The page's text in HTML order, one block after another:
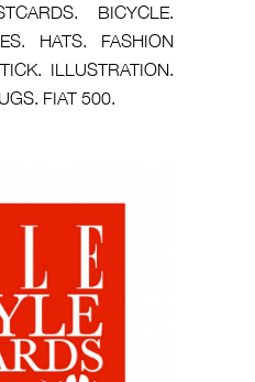
BICYCLE.
HATS. FASHION
ILLUSTRATION.
FIAT 500.